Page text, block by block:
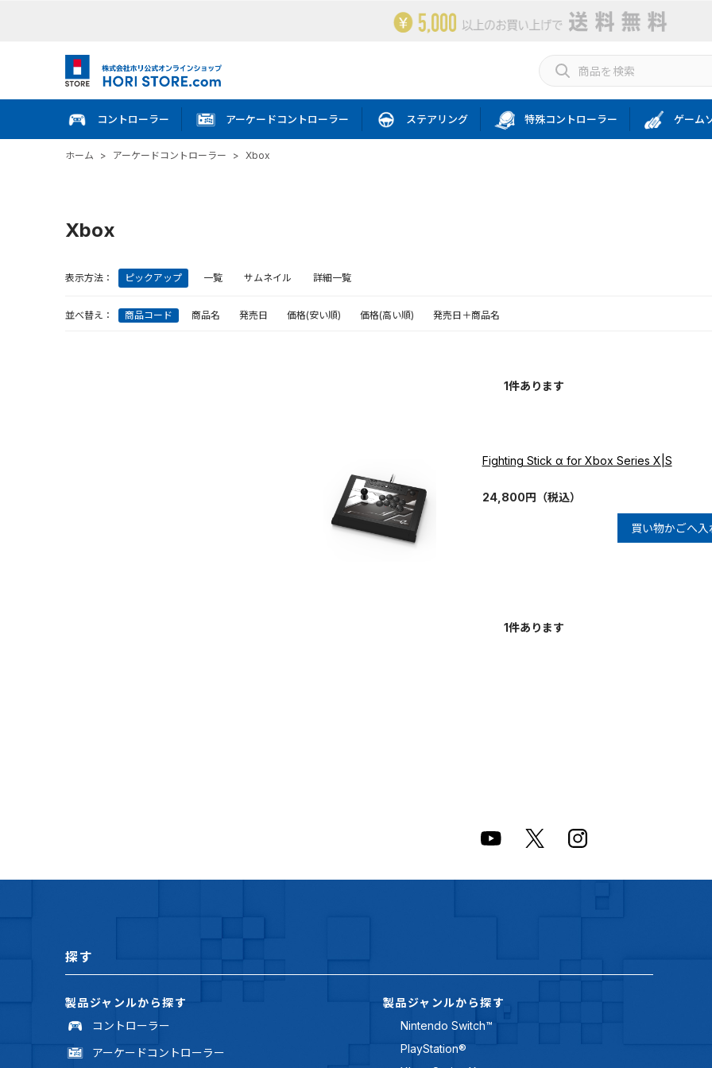
コントローラー アーケードコントローラー ステアリング 特殊コントローラー ゲーム
ホーム > アーケードコントローラー > Xbox
Xbox
表示方法： ピックアップ 一覧 サムネイル 詳細一覧
並べ替え： 商品コード 商品名 発売日 価格(安い順) 価格(高い順) 発売日＋商品名
1件あります
Fighting Stick α for Xbox Series X|S
24,800円 （税込）
買い物かごへ入
1件あります
探す
製品ジャンルから探す
コントローラー
アーケードコントローラー
製品ジャンルから探す
Nintendo Switch™
PlayStation®